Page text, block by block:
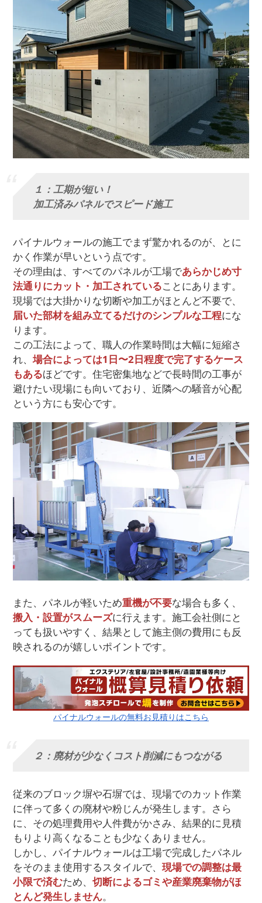
１：工期が短い！
加工済みパネルでスピード施工
パイナルウォールの施工でまず驚かれるのが、とに
かく作業が早いという点です。
その理由は、すべてのパネルが工場であらかじめ寸
法通りにカット・加工されていることにあります。
現場では大掛かりな切断や加工がほとんど不要で、
届いた部材を組み立てるだけのシンプルな工程にな
ります。
この工法によって、職人の作業時間は大幅に短縮さ
れ、 場合によっては1日〜2日程度で完了するケース
もあるほどです。住宅密集地などで長時間の工事が
避けたい現場にも向いており、近隣への騒音が心配
という方にも安心です。
また、パネルが軽いため重機が不要な場合も多く、
搬入・設置がスムーズに行えます。施工会社側にと
っても扱いやすく、結果として施主側の費用にも反
映されるのが嬉しいポイントです。
パイナルウォールの無料お見積りはこちら
２：廃材が少なくコスト削減にもつながる
従来のブロック塀や石塀では、現場でのカット作業
に伴って多くの廃材や粉じんが発生します。さら
に、その処理費用や人件費がかさみ、結果的に見積
もりより高くなることも少なくありません。
しかし、パイナルウォールは工場で完成したパネル
をそのまま使用するスタイルで、 現場での調整は最
小限で済むため、 切断によるゴミや産業廃棄物がほ
とんど発生しません。